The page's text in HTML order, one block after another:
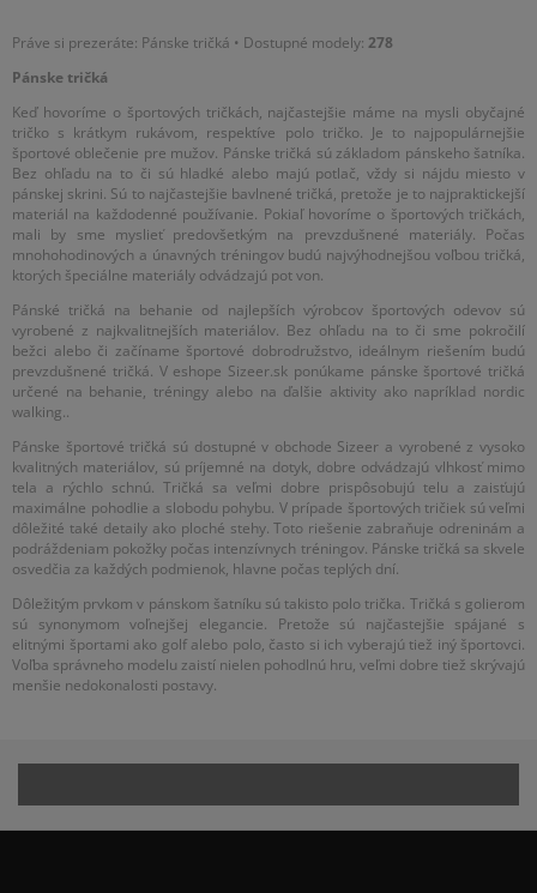
Práve si prezeráte: Pánske tričká • Dostupné modely: 278
Pánske tričká
Keď hovoríme o športových tričkách, najčastejšie máme na mysli obyčajné
tričko s krátkym rukávom, respektíve polo tričko. Je to najpopulárnejšie
športové oblečenie pre mužov. Pánske tričká sú základom pánskeho šatníka.
Bez ohľadu na to či sú hladké alebo majú potlač, vždy si nájdu miesto v
pánskej skrini. Sú to najčastejšie bavlnené tričká, pretože je to najpraktickejší
materiál na každodenné používanie. Pokiaľ hovoríme o športových tričkách,
mali by sme myslieť predovšetkým na prevzdušnené materiály. Počas
mnohohodinových a únavných tréningov budú najvýhodnejšou voľbou tričká,
ktorých špeciálne materiály odvádzajú pot von.
Pánské tričká na behanie od najlepších výrobcov športových odevov sú
vyrobené z najkvalitnejších materiálov. Bez ohľadu na to či sme pokročilí
bežci alebo či začíname športové dobrodružstvo, ideálnym riešením budú
prevzdušnené tričká. V eshope Sizeer.sk ponúkame pánske športové tričká
určené na behanie, tréningy alebo na ďalšie aktivity ako napríklad nordic
walking..
Pánske športové tričká sú dostupné v obchode Sizeer a vyrobené z vysoko
kvalitných materiálov, sú príjemné na dotyk, dobre odvádzajú vlhkosť mimo
tela a rýchlo schnú. Tričká sa veľmi dobre prispôsobujú telu a zaisťujú
maximálne pohodlie a slobodu pohybu. V prípade športových tričiek sú veľmi
dôležité také detaily ako ploché stehy. Toto riešenie zabraňuje odreninám a
podráždeniam pokožky počas intenzívnych tréningov. Pánske tričká sa skvele
osvedčia za každých podmienok, hlavne počas teplých dní.
Dôležitým prvkom v pánskom šatníku sú takisto polo trička. Tričká s golierom
sú synonymom voľnejšej elegancie. Pretože sú najčastejšie spájané s
elitnými športami ako golf alebo polo, často si ich vyberajú tiež iný športovci.
Voľba správneho modelu zaistí nielen pohodlnú hru, veľmi dobre tiež skrývajú
menšie nedokonalosti postavy.
Vyberte si svoj strih, značku a užívajte si pocit pohodlia!
nielen on) vie, čo znamená kombinácia žltej a fialovej farby.
Voľný strih, výrazná potlač a dlhé rukávy vám poskytnú
obrovské množstvo možností pri tvorbe mestských outfitov. A
keď už sme pri basketbale, čo tak tričko bez gombíkov od
značky New Era? Dodá vám basketbalový šmrnc v retro
atmosfére. Noste so šortkami, džínsami alebo joggerami a
originálny outfit máte hotový.
pánskych tričiek nájdete v kamenných predajniach Sizeer alebo